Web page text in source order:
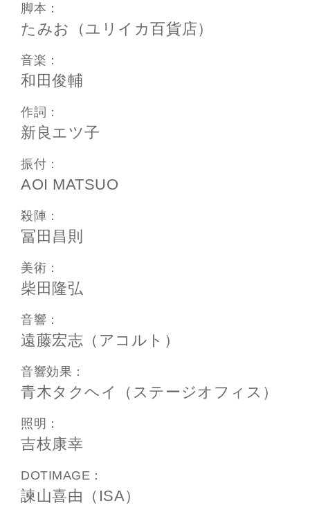
脚本：
たみお（ユリイカ百貨店）
音楽：
和田俊輔
作詞：
新良エツ子
振付：
AOI MATSUO
殺陣：
冨田昌則
美術：
柴田隆弘
音響：
遠藤宏志（アコルト）
音響効果：
青木タクヘイ（ステージオフィス）
照明：
吉枝康幸
DOTIMAGE：
諫山喜由（ISA）